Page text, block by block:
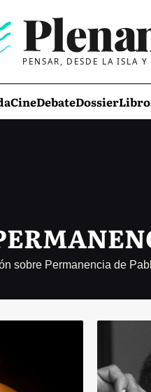
PENSAR, DESDE LA ISLA Y
CineDebateDossier
sobre Permanencia de